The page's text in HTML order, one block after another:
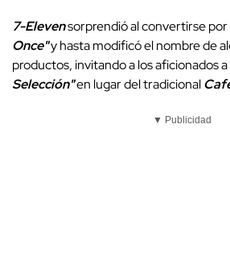
7-Elevensorprendió al convertirse por
Once"y hasta modificó el nombre de
productos, invitando a los aficionados
Selección"en lugar del tradicional
▼ Publicidad